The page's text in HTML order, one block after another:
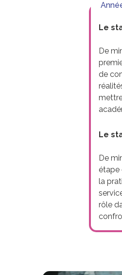
Le
De
de
Le
De
étape
la
rôle